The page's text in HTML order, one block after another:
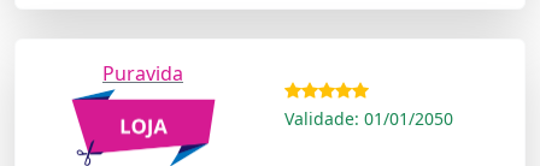
Puravida
Validade: 01/01/2050